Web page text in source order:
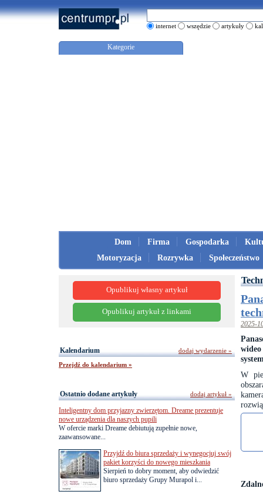
internet wszędzie artykuły
Kategorie
Dom Firma Gospodarka
Motoryzacja
Rozrywka Społeczeństwo
2025-
W
Opublikuj własny artykuł
Opublikuj artykuł z linkami
Kalendarium
Przejdź do kalendarium »
dodaj wydarzenie »
Ostatnio dodane artykuły
Inteligentny dom przyjazny zwierzętom. Dreame prezentuje
nowe urządzenia dla naszych pupili
W ofercie marki Dreame debiutują zupełnie nowe,
zaawansowane...
Przyjdź do biura sprzedaży i wynegocjuj swój
pakiet korzyści do nowego mieszkania
Sierpień to dobry moment, aby odwiedzić
biuro sprzedaży Grupy Murapol i...
dodaj artykuł »